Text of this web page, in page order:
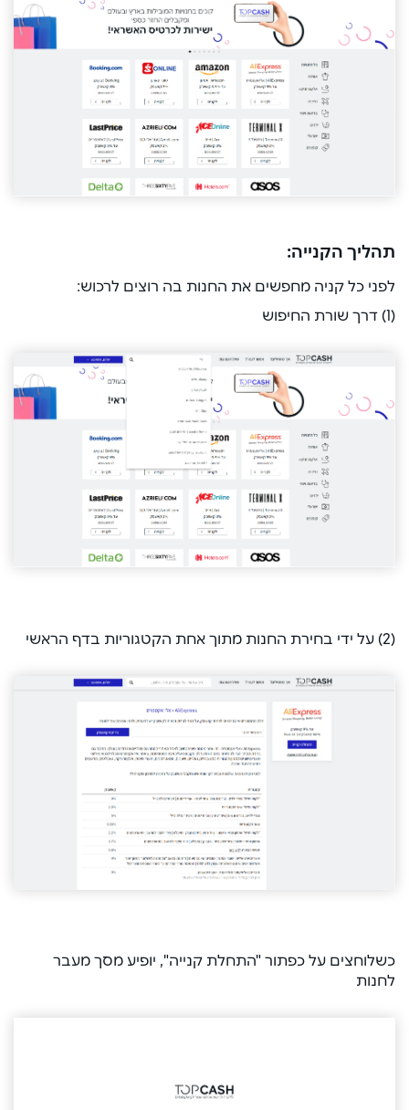
תהליך הקנייה:
לפני כל קניה מחפשים את החנות בה רוצים לרכוש:
(1) דרך שורת החיפוש
(2) על ידי בחירת החנות מתוך אחת הקטגוריות בדף הראשי
כשלוחצים על כפתור "התחלת קנייה", יופיע מסך מעבר
לחנות